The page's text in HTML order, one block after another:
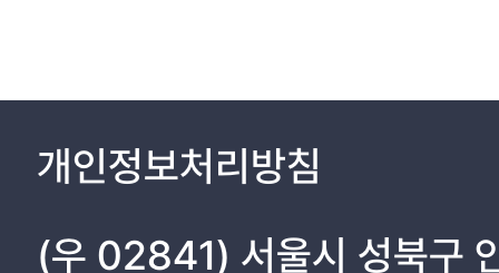
개인정보처리방침
(우 02841) 서울시 성북구